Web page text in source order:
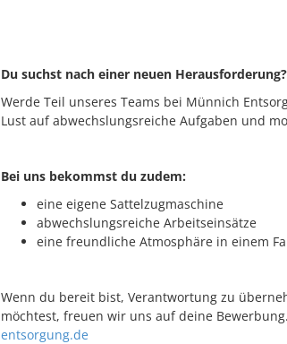
Du suchst nach einer neuen Herausforderung?
Werde Teil unseres Teams bei Münnich
Lust auf abwechslungsreiche Aufgaben und
Bei uns bekommst du zudem:
eine eigene Sattelzugmaschine
abwechslungsreiche Arbeitseinsätze
eine freundliche Atmosphäre in einem
Wenn du bereit bist, Verantwortung zu
möchtest, freuen wir uns auf deine
entsorgung.de